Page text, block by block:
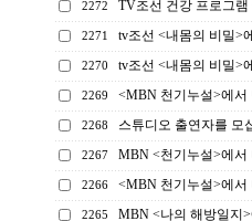
2272 TV조선 건강 프로그
2271 tv조선 <내몸의 비밀>
2270 tv조선 <내몸의 비밀>
2269 <MBN 천기누설>에서
2268 스튜디오 출연자를 모
2267 MBN <천기누설>에서
2266 <MBN 천기누설>에서
2265 MBN <나의 해방일지